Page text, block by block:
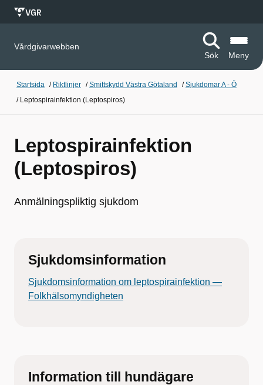
Vårdgivarwebben
Sök
Meny
Startsida / Riktlinjer /Smittskydd Västra Götaland /Sjukdomar A - Ö
/ Leptospirainfektion (Leptospiros)
Leptospirainfektion
(Leptospiros)
Anmälningspliktig sjukdom
Sjukdomsinformation
Sjukdomsinformation om leptospirainfektion —
Folkhälsomyndigheten
Information till hundägare